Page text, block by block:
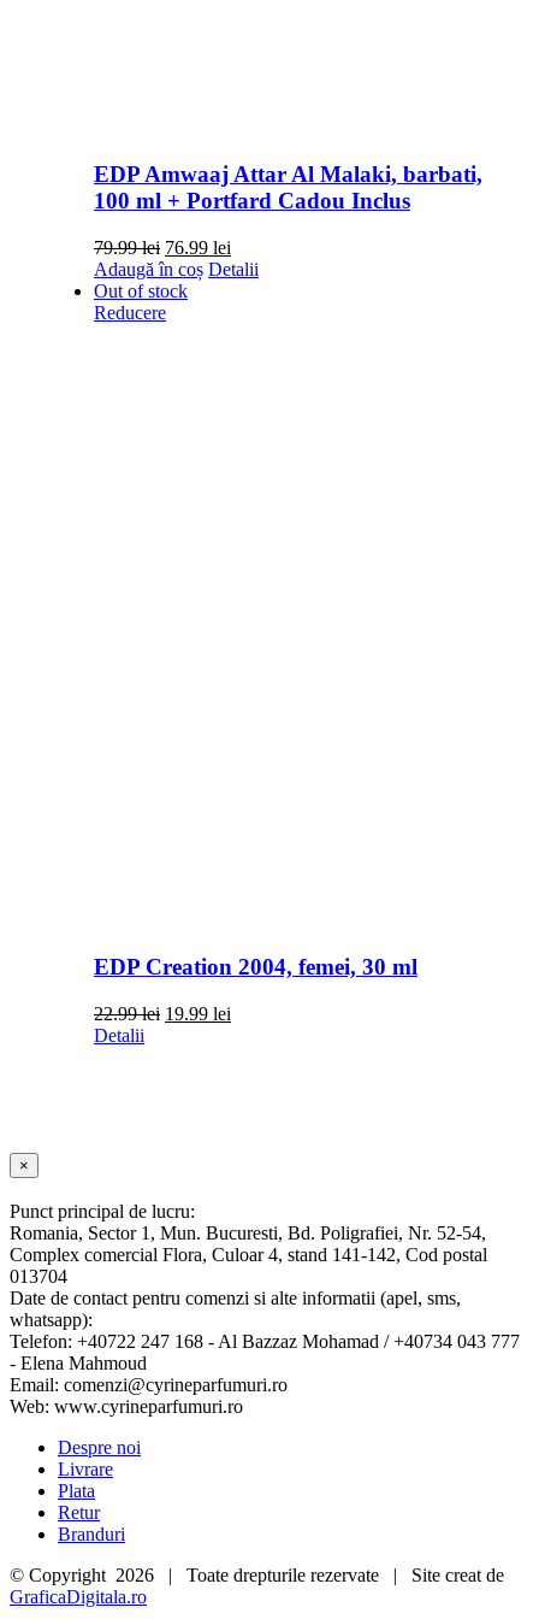
EDP Amwaaj Attar Al Malaki, barbati,
100 ml + Portfard Cadou Inclus
79.99lei Prețul
inițial
a
fost:
76.99 leiPrețul
curent
Adaugă în coș Detalii
Out of stock
Reducere
EDP Creation 2004, femei, 30 ml
22.99lei Prețul
19.99 leiPrețul
Detalii
Close
product
view
×
Punct principal de lucru:
Romania, Sector 1, Mun. Bucuresti, Bd. Poligrafiei, Nr. 52-54,
Complex comercial Flora, Culoar 4, stand 141-142, Cod postal
013704
Date de contact pentru comenzi si alte informatii (apel, sms,
whatsapp):
Telefon: +40722 247 168 - Al Bazzaz Mohamad / +40734 043 777
- Elena Mahmoud
Email: comenzi@cyrineparfumuri.ro
Web: www.cyrineparfumuri.ro
Despre noi
Livrare
Plata
Retur
Branduri
© Copyright 2026 | Toate drepturile rezervate | Site creat de
GraficaDigitala.ro